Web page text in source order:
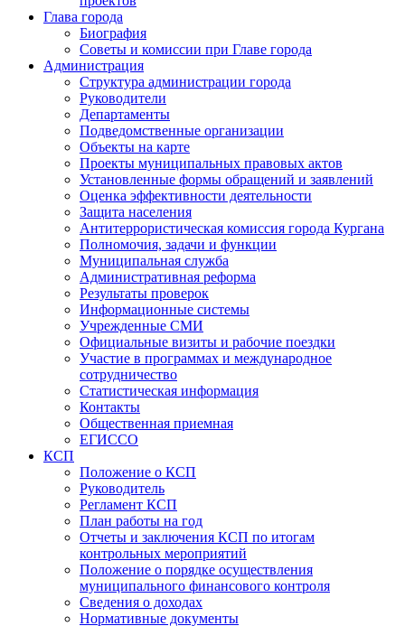
Глава города
Биография
Советы и комиссии при Главе города
Администрация
Структура администрации города
Руководители
Департаменты
Подведомственные организации
Объекты на карте
Проекты муниципальных правовых актов
Установленные формы обращений и заявлений
Оценка эффективности деятельности
Защита населения
Антитеррористическая комиссия города Кургана
Полномочия, задачи и функции
Муниципальная служба
Административная реформа
Результаты проверок
Информационные системы
Учрежденные СМИ
Официальные визиты и рабочие поездки
Участие в программах и международное
сотрудничество
Статистическая информация
Контакты
Общественная приемная
ЕГИССО
КСП
Положение о КСП
Руководитель
Регламент КСП
План работы на год
Отчеты и заключения КСП по итогам
контрольных мероприятий
Положение о порядке осуществления
муниципального финансового контроля
Сведения о доходах
Нормативные документы